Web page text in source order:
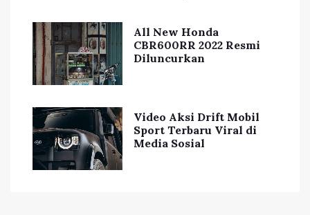
All New Honda
CBR600RR 2022 Resmi
Diluncurkan
Video Aksi Drift Mobil
Sport Terbaru Viral di
Media Sosial